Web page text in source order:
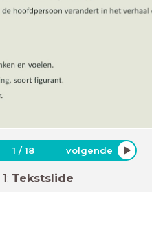
1 /18 volgende
1: Tekstslide